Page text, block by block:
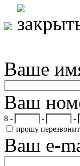
Ваше
Ваш
8 - - -
прошу
Ваш e-